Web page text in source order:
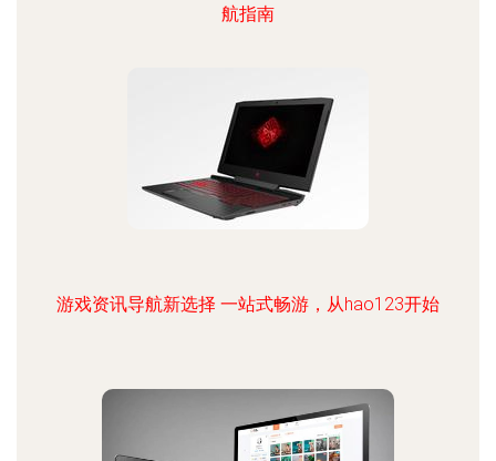
航指南
游戏资讯导航新选择 一站式畅游，从hao123开始